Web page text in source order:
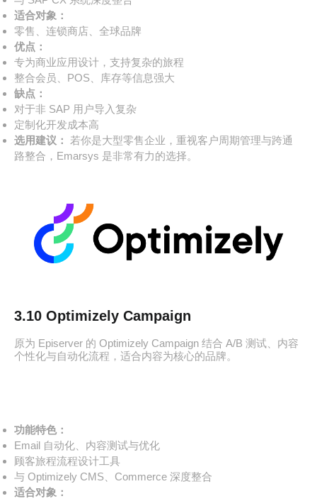
适合对象：
零售、连锁商店、全球品牌
优点：
专为商业应用设计，支持复杂的旅程
整合会员、POS、库存等信息强大
缺点：
对于非 SAP 用户导入复杂
定制化开发成本高
选用建议：
若你是大型零售企业，重视客户周期管理与跨通
路整合，Emarsys 是非常有力的选择。
3.10 Optimizely Campaign
原为 Episerver 的 Optimizely Campaign 结合 A/B 测试、内容
个性化与自动化流程，适合内容为核心的品牌。
功能特色：
Email 自动化、内容测试与优化
顾客旅程流程设计工具
与 Optimizely CMS、Commerce 深度整合
适合对象：